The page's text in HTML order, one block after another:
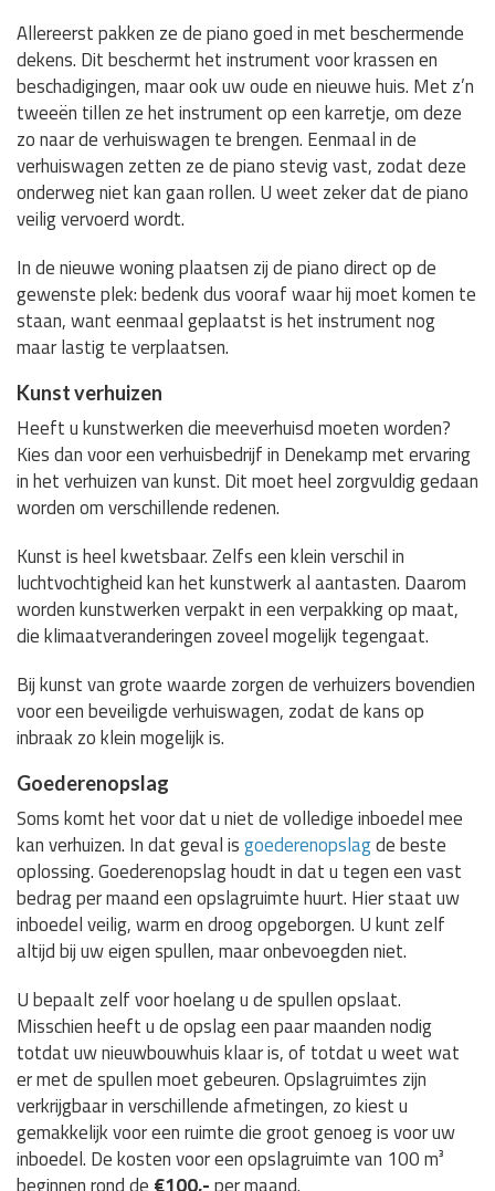
Allereerst pakken ze de piano goed in met beschermende
dekens. Dit beschermt het instrument voor krassen en
beschadigingen, maar ook uw oude en nieuwe huis. Met z’n
tweeën tillen ze het instrument op een karretje, om deze
zo naar de verhuiswagen te brengen. Eenmaal in de
verhuiswagen zetten ze de piano stevig vast, zodat deze
onderweg niet kan gaan rollen. U weet zeker dat de piano
veilig vervoerd wordt.
In de nieuwe woning plaatsen zij de piano direct op de
gewenste plek: bedenk dus vooraf waar hij moet komen te
staan, want eenmaal geplaatst is het instrument nog
maar lastig te verplaatsen.
Kunst verhuizen
Heeft u kunstwerken die meeverhuisd moeten worden?
Kies dan voor een verhuisbedrijf in Denekamp met ervaring
in het verhuizen van kunst. Dit moet heel zorgvuldig gedaan
worden om verschillende redenen.
Kunst is heel kwetsbaar. Zelfs een klein verschil in
luchtvochtigheid kan het kunstwerk al aantasten. Daarom
worden kunstwerken verpakt in een verpakking op maat,
die klimaatveranderingen zoveel mogelijk tegengaat.
Bij kunst van grote waarde zorgen de verhuizers bovendien
voor een beveiligde verhuiswagen, zodat de kans op
inbraak zo klein mogelijk is.
Goederenopslag
Soms komt het voor dat u niet de volledige inboedel mee
kan verhuizen. In dat geval isgoederenopslagde beste
oplossing. Goederenopslag houdt in dat u tegen een vast
bedrag per maand een opslagruimte huurt. Hier staat uw
inboedel veilig, warm en droog opgeborgen. U kunt zelf
altijd bij uw eigen spullen, maar onbevoegden niet.
U bepaalt zelf voor hoelang u de spullen opslaat.
Misschien heeft u de opslag een paar maanden nodig
totdat uw nieuwbouwhuis klaar is, of totdat u weet wat
er met de spullen moet gebeuren. Opslagruimtes zijn
verkrijgbaar in verschillende afmetingen, zo kiest u
gemakkelijk voor een ruimte die groot genoeg is voor uw
inboedel. De kosten voor een opslagruimte van 100 m³
beginnen rond de €100,-per maand.